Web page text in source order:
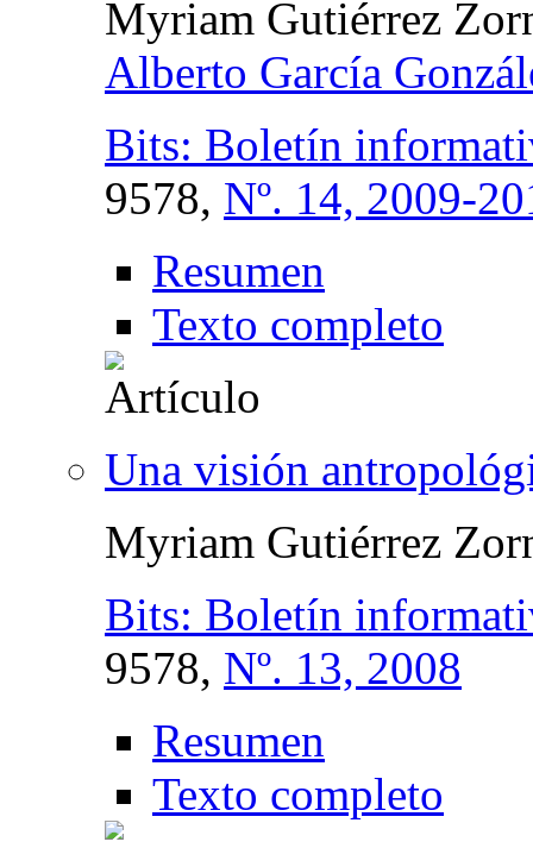
Myriam Gutiérrez
Alberto García
Bits: Boletín
9578, Nº. 14, 2009-
Resumen
Texto completo
Una visión
Myriam Gutiérrez
Bits: Boletín
9578, Nº. 13, 2008
Resumen
Texto completo